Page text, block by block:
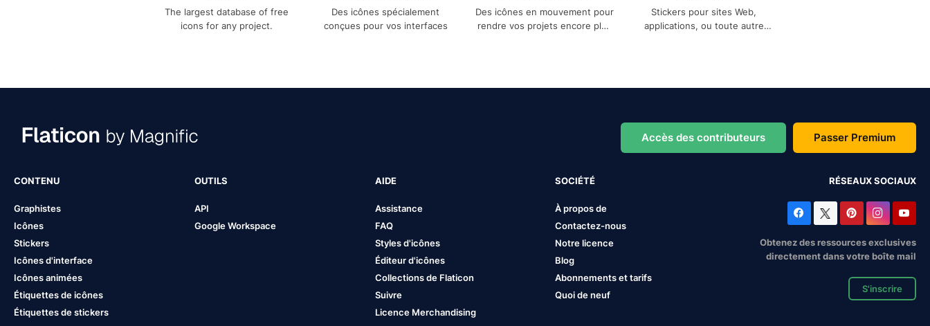
The largest database of free
icons for any project.
Des icônes spécialement
conçues pour vos interfaces
Des icônes en mouvement pour
rendre vos projets encore plus
Stickers pour sites Web,
applications, ou toute autre
Accès des contributeurs Passer Premium
CONTENU
Graphistes
Icônes
Stickers
Icônes d'interface
Icônes animées
Étiquettes de icônes
Étiquettes de stickers
OUTILS
API
Google Workspace
AIDE
Assistance
FAQ
Styles d'icônes
Éditeur d'icônes
Collections de Flaticon
Suivre
Licence Merchandising
SOCIÉTÉ
À propos de
Contactez-nous
Notre licence
Blog
Abonnements et tarifs
Quoi de neuf
RÉSEAUX SOCIAUX
Obtenez des ressources exclusives
directement dans votre boîte mail
S'inscrire